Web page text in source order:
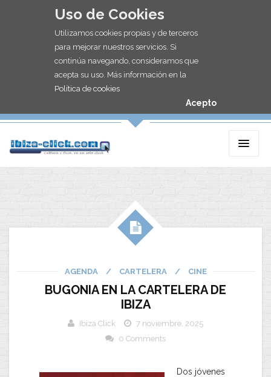
Uso de Cookies
Utilizamos cookies propias y de terceros
para mejorar nuestros servicios. Si
continúa navegando, consideramos que
acepta su uso. Más información en la
Política de cookies
Acepto
AGENDA / CARTELERA / CINE
BUGONIA EN LA CARTELERA DE
IBIZA
Ibiza Click
7 noviembre, 2025
0 Comments
Dos jóvenes